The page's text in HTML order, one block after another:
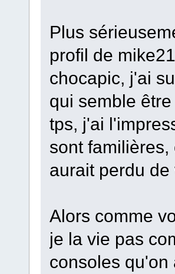
Plus
profil de
chocapic, j'ai
qui semble
tps, j'ai
sont
aurait perdu
Alors comme
je la vie pas
consoles qu'on